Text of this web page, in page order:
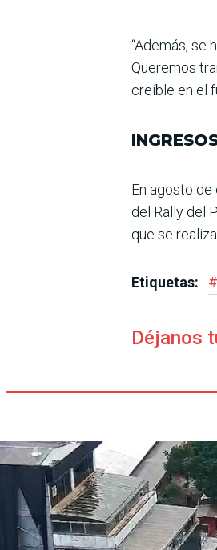
“Además, se
Que­remos
creíble en el
En agosto
del Rally del
que se
Etiquetas: #
Déjanos